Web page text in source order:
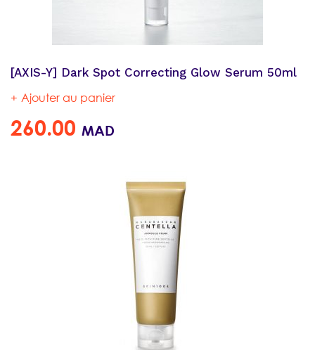
[AXIS-Y] Dark Spot Correcting Glow Serum 50ml
Ajouter au panier
260.00 MAD